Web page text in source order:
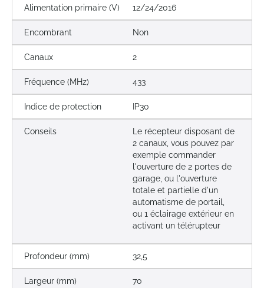
Alimentation primaire (V) 12/24/2016
Encombrant Non
Canaux 2
Fréquence (MHz) 433
Indice de protection IP30
Conseils
Le récepteur disposant de
2 canaux, vous pouvez par
exemple commander
l'ouverture de 2 portes de
garage, ou l'ouverture
totale et partielle d'un
automatisme de portail,
ou 1 éclairage extérieur en
activant un télérupteur
Profondeur (mm) 32,5
Largeur (mm) 70